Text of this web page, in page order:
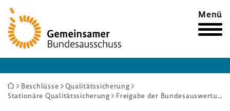
Zur
Startseite
Menü
Sie
sind
Beschlüsse
Qualitätssicherung
Stationäre Qualitätssicherung
Freigabe der Bundesauswertung 2014 der Institution nach § 137a SGB V zur Veröffentlichung